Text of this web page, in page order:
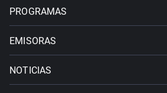
PROGRAMAS
EMISORAS
NOTICIAS